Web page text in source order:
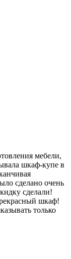
мебели,
шкаф-купе в
сделано очень
сделали!
шкаф!
только